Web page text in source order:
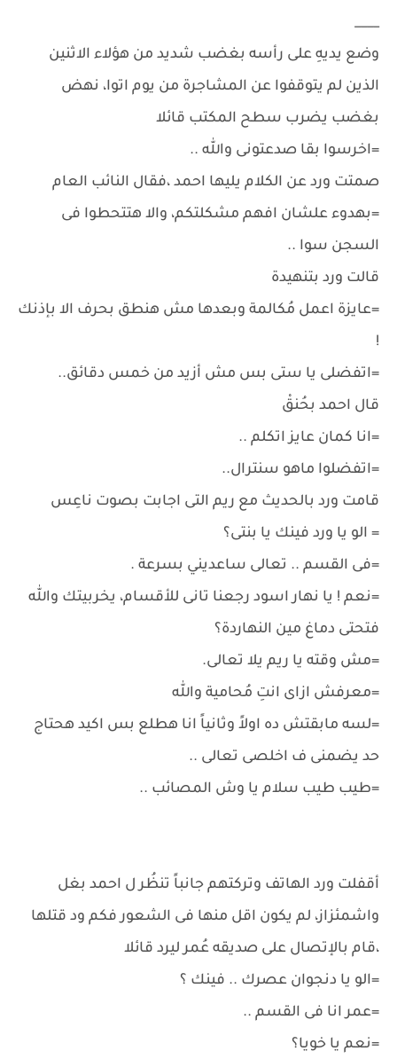
____
وضع يديهِ على رأسه بغضب شديد من هؤلاء الاثنين
الذين لم يتوقفوا عن المشاجرة من يوم اتوا، نهض
بغضب يضرب سطح المكتب قائلا
=اخرسوا بقا صدعتونى والله ..
صمتت ورد عن الكلام يليها احمد ،فقال النائب العام
=بهدوء علشان افهم مشكلتكم، والا هتتحطوا فى
السجن سوا ..
قالت ورد بتنهيدة
=عايزة اعمل مُكالمة وبعدها مش هنطق بحرف الا بإذنك
!
=اتفضلى يا ستى بس مش أزيد من خمس دقائق..
قال احمد بحُنقْ
=انا كمان عايز اتكلم ..
=اتفضلوا ماهو سنترال..
قامت ورد بالحديث مع ريم التى اجابت بصوت ناعِس
= الو يا ورد فينك يا بنتى؟
=فى القسم .. تعالى ساعديني بسرعة .
=نعم ! يا نهار اسود رجعنا تانى للأقسام، يخربيتك والله
فتحتى دماغ مين النهاردة؟
=مش وقته يا ريم يلا تعالى.
=معرفش ازاى انتِ مُحامية والله
=لسه مابقتش ده اولاً وثانياً انا هطلع بس اكيد هحتاج
حد يضمنى ف اخلصى تعالى ..
=طيب طيب سلام يا وش المصائب ..
أقفلت ورد الهاتف وتركتهم جانباً تنظُر ل احمد بغل
واشمئزاز، لم يكون اقل منها فى الشعور فكم ود قتلها
،قام بالإتصال على صديقه عُمر ليرد قائلا
=الو يا دنجوان عصرك .. فينك ؟
=عمر انا فى القسم ..
=نعم يا خويا؟